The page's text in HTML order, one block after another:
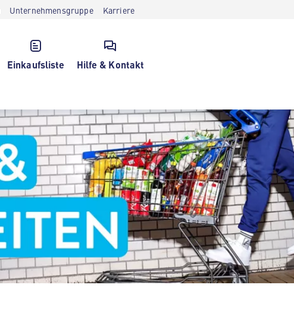
Unternehmensgruppe Karriere
Einkaufsliste Hilfe & Kontakt